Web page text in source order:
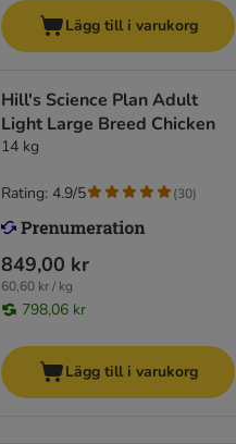
Lägg till i varukorg
Hill's Science Plan Adult
Light Large Breed Chicken
14 kg
849,00 kr
60,60 kr / kg
798,06 kr
Rating: 4.9/5 (30)
Lägg till i varukorg